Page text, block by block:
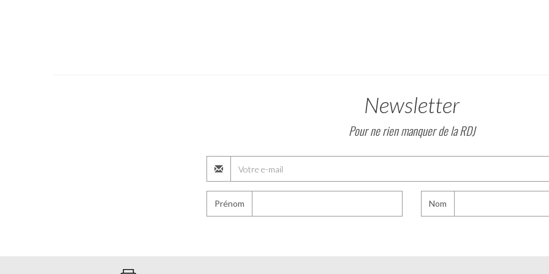
Newsletter
Pour ne rien manquer de la RDJ
Prénom Nom